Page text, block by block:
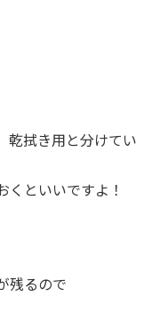
乾拭き用と分けてい
といいですよ！
残るので